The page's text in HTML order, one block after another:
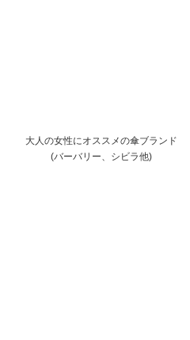
大人の女性にオススメの傘ブランド
(バーバリー、シビラ他)